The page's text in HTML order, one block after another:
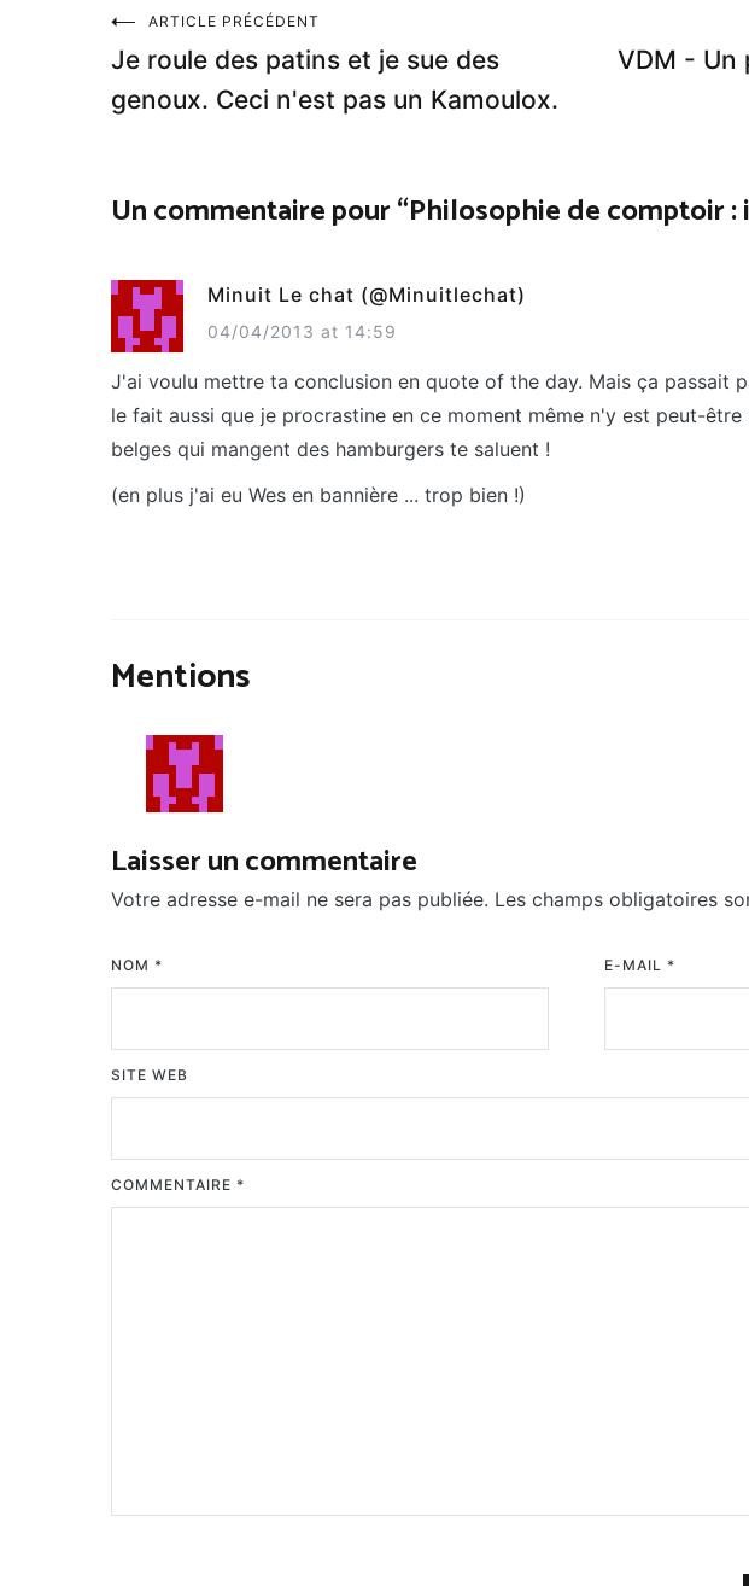
Navigation
de
ARTICLE PRÉCÉDENT
Je roule des patins et je sue des
genoux. Ceci n'est pas un Kamoulox.
VDM - Un
Un commentaire pour “Philosophie de comptoir
Minuit Le chat (@Minuitlechat)
04/04/2013 at 14:59
J'ai voulu mettre ta conclusion en quote of the day. Mais ça passait
le fait aussi que je procrastine en ce moment même n'y est peut-
belges qui mangent des hamburgers te saluent !
(en plus j'ai eu Wes en bannière ... trop bien !)
Mentions
Laisser un commentaire
Votre adresse e-mail ne sera pas publiée. Les champs obligatoires
NOM * E-MAIL *
SITE WEB
COMMENTAIRE *